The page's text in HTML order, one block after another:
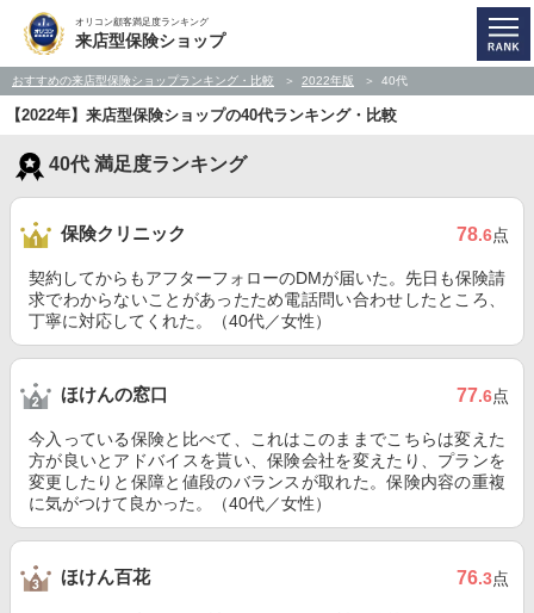
オリコン顧客満足度ランキング
来店型保険ショップ
おすすめの来店型保険ショップランキング・比較 2022年版 40代
【2022年】来店型保険ショップの40代ランキング・比較
40代 満足度ランキング
保険クリニック 78.6点
契約してからもアフターフォローのDMが届いた。先日も保険請
求でわからないことがあったため電話問い合わせしたところ、
丁寧に対応してくれた。（40代／女性）
ほけんの窓口 77.6点
今入っている保険と比べて、これはこのままでこちらは変えた
方が良いとアドバイスを貰い、保険会社を変えたり、プランを
変更したりと保障と値段のバランスが取れた。保険内容の重複
に気がつけて良かった。（40代／女性）
ほけん百花 76.3点